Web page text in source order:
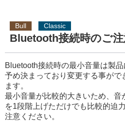
Bull Classic
Bluetooth接続時のご
Bluetooth接続時の最小音量は製
予め決まっており変更する事がで
ます。
最小音量が比較的大きいため、音
を1段階上げただけでも比較的迫
注意ください。